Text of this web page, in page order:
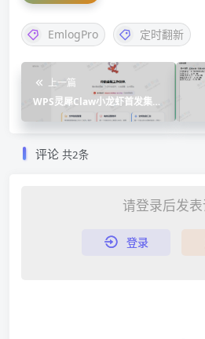
EmlogPro 定时翻新
上一篇
WPS灵犀Claw小龙虾首发集成
Xiaomi MiMo-V2-Pro 模型
评论 共2条
请登录后发
登录